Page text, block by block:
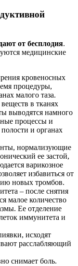
от бесплодия.
медицинские
кровеносных
процедуры,
малого таза.
в тканях
выводятся намного
процессы и
и органах
нормализующие
ее застой,
варикозное
избавиться от
новых тромбов.
– после снятия
малое количество
Ее отделение
иммунитета и
исходят
расслабляющий
снимает боль.